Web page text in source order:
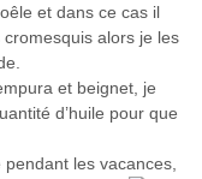
et dans ce cas il
alors je les
et beignet, je
d’huile pour que
les vacances,